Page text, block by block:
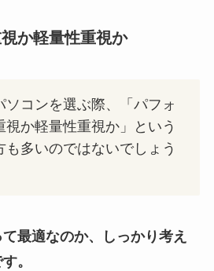
か軽量性重視か
ソコンを選ぶ際、「パフォ
視か軽量性重視か」という
も多いのではないでしょう
最適なのか、しっかり考え
。